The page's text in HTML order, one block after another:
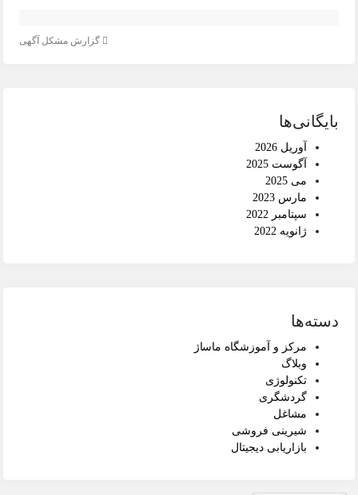
گزارش مشکل آگهی
بایگانی‌ها
آوریل 2026
آگوست 2025
می 2025
مارس 2023
سپتامبر 2022
ژانویه 2022
دسته‌ها
مرکز و آموزشگاه ماساژ
وبلاگ
تکنولوژی
گردشگری
مشاغل
شیرینی فروشی
بازاریابی دیجیتال